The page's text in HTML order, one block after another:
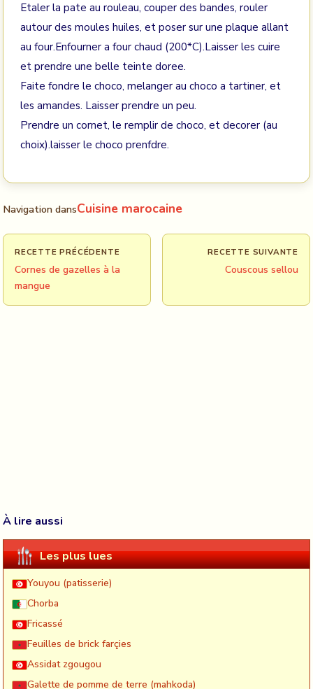
Etaler la pate au rouleau, couper des bandes, rouler
autour des moules huiles, et poser sur une plaque allant
au four.Enfourner a four chaud (200*C).Laisser les cuire
et prendre une belle teinte doree.
Faite fondre le choco, melanger au choco a tartiner, et
les amandes. Laisser prendre un peu.
Prendre un cornet, le remplir de choco, et decorer (au
choix).laisser le choco prenfdre.
Navigation dansCuisine marocaine
RECETTE PRÉCÉDENTE
Cornes de gazelles à la
mangue
RECETTE SUIVANTE
Couscous sellou
À lire aussi
Les plus lues
Youyou (patisserie)
Chorba
Fricassé
Feuilles de brick farçies
Assidat zgougou
Galette de pomme de terre (mahkoda)